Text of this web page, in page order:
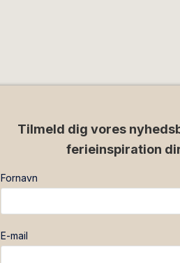
Tilmeld dig vores
ferieinspiration
Fornavn
E-mail